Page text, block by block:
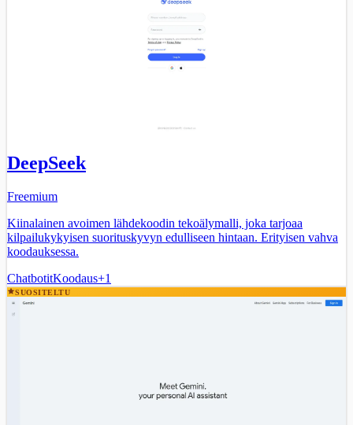
DeepSeek
Freemium
Kiinalainen avoimen lähdekoodin tekoälymalli, joka tarjoaa
kilpailukykyisen suorituskyvyn edulliseen hintaan. Erityisen vahva
koodauksessa.
ChatbotitKoodaus+1
SUOSITELTU